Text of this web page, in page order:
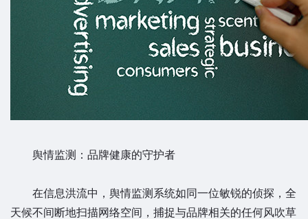
舆情监测：品牌健康的守护者
在信息洪流中，舆情监测系统如同一位敏锐的侦探，全
天候不间断地扫描网络空间，捕捉与品牌相关的任何风吹草